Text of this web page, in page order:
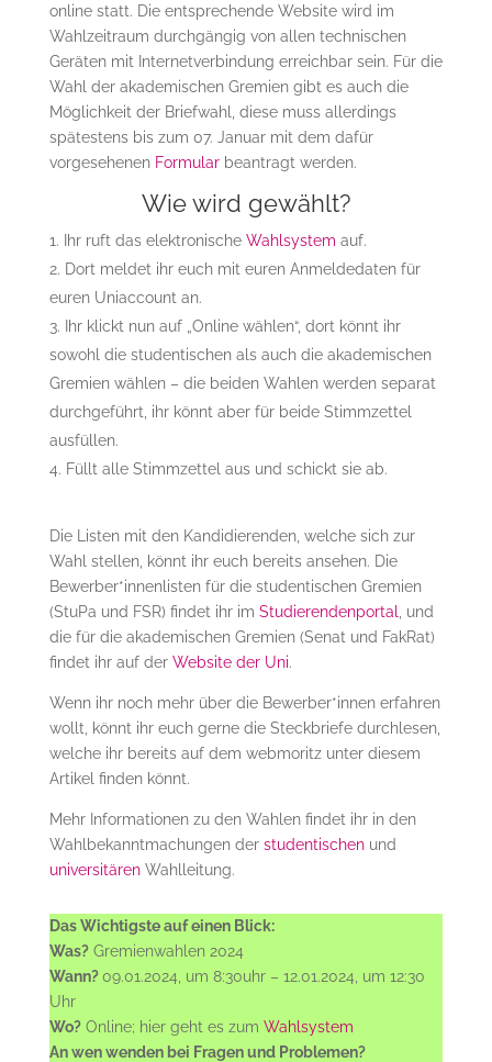
online statt. Die entsprechende Website wird im
Wahlzeitraum durchgängig von allen technischen
Geräten mit Internetverbindung erreichbar sein. Für die
Wahl der akademischen Gremien gibt es auch die
Möglichkeit der Briefwahl, diese muss allerdings
spätestens bis zum 07. Januar mit dem dafür
vorgesehenen Formularbeantragt werden.
Wie wird gewählt?
Ihr ruft das elektronische Wahlsystem auf.
Dort meldet ihr euch mit euren Anmeldedaten für
euren Uniaccount an.
Ihr klickt nun auf „Online wählen“, dort könnt ihr
sowohl die studentischen als auch die akademischen
Gremien wählen – die beiden Wahlen werden separat
durchgeführt, ihr könnt aber für beide Stimmzettel
ausfüllen.
Füllt alle Stimmzettel aus und schickt sie ab.
Die Listen mit den Kandidierenden, welche sich zur
Wahl stellen, könnt ihr euch bereits ansehen. Die
Bewerber*innenlisten für die studentischen Gremien
(StuPa und FSR) findet ihr im Studierendenportal , und
die für die akademischen Gremien (Senat und FakRat)
findet ihr auf derWebsite der Uni.
Wenn ihr noch mehr über die Bewerber*innen erfahren
wollt, könnt ihr euch gerne die Steckbriefe durchlesen,
welche ihr bereits auf dem webmoritz unter diesem
Artikel finden könnt.
Mehr Informationen zu den Wahlen findet ihr in den
Wahlbekanntmachungen der studentischenund
universitärenWahlleitung.
Das Wichtigste auf einen Blick:
Was?Gremienwahlen 2024
Wann?09.01.2024, um 8:30uhr – 12.01.2024, um 12:30
Uhr
Wo?Online; hier geht es zum Wahlsystem
An wen wenden bei Fragen und Problemen?